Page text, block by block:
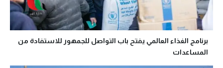
برنامج الغذاء العالمي يفتح باب التواصل للجمهور للاستفادة من
المساعدات